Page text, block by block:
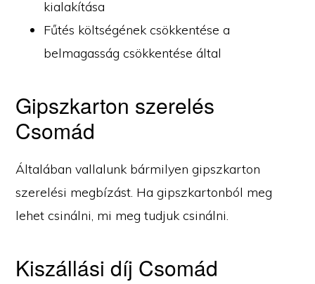
kialakítása
Fűtés költségének csökkentése a
belmagasság csökkentése által
Gipszkarton szerelés
Csomád
Általában vallalunk bármilyen gipszkarton
szerelési megbízást. Ha gipszkartonból meg
lehet csinálni, mi meg tudjuk csinálni.
Kiszállási díj Csomád